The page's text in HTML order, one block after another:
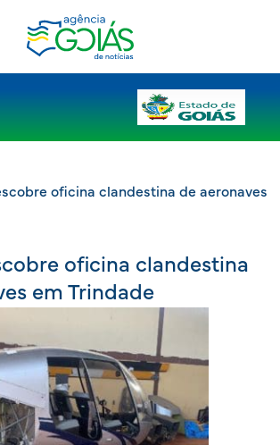
oficina clandestina de aeronaves
oficina clandestina
em Trindade